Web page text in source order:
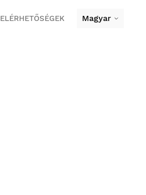
ELÉRHETŐSÉGEK Magyar